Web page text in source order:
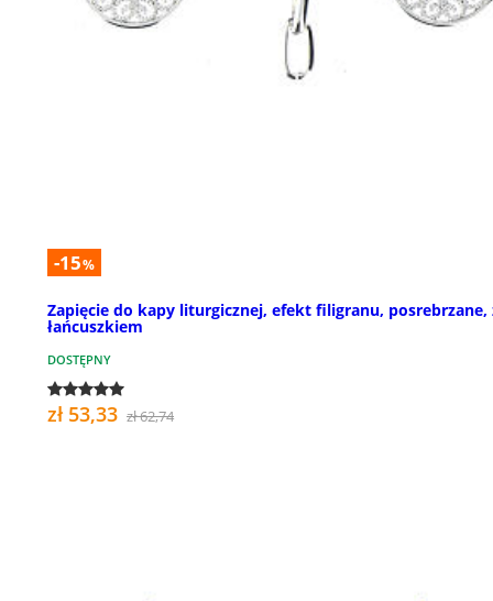
-15%
Zapięcie do kapy liturgicznej, efekt filigranu, posrebrzane,
łańcuszkiem
DOSTĘPNY
zł 53,33 zł 62,74